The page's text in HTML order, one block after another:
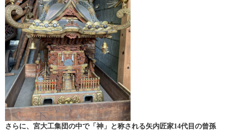
さらに、宮大工集団の中で「神」と称される矢内匠家14代目の曾孫